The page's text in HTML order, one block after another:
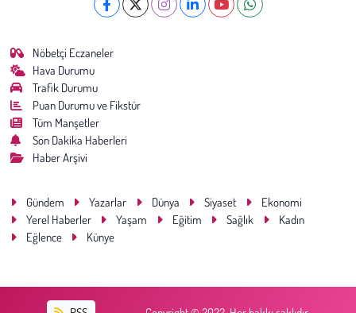
Nöbetçi Eczaneler
Hava Durumu
Trafik Durumu
Puan Durumu ve Fikstür
Tüm Manşetler
Son Dakika Haberleri
Haber Arşivi
Gündem Yazarlar Dünya Siyaset
Ekonomi
Yerel Haberler
Yaşam Eğitim Sağlık
Kadın
Eğlence
Künye